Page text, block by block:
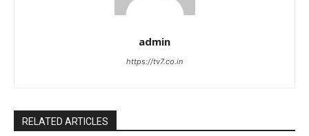
admin
https://tv7.co.in
RELATED ARTICLES